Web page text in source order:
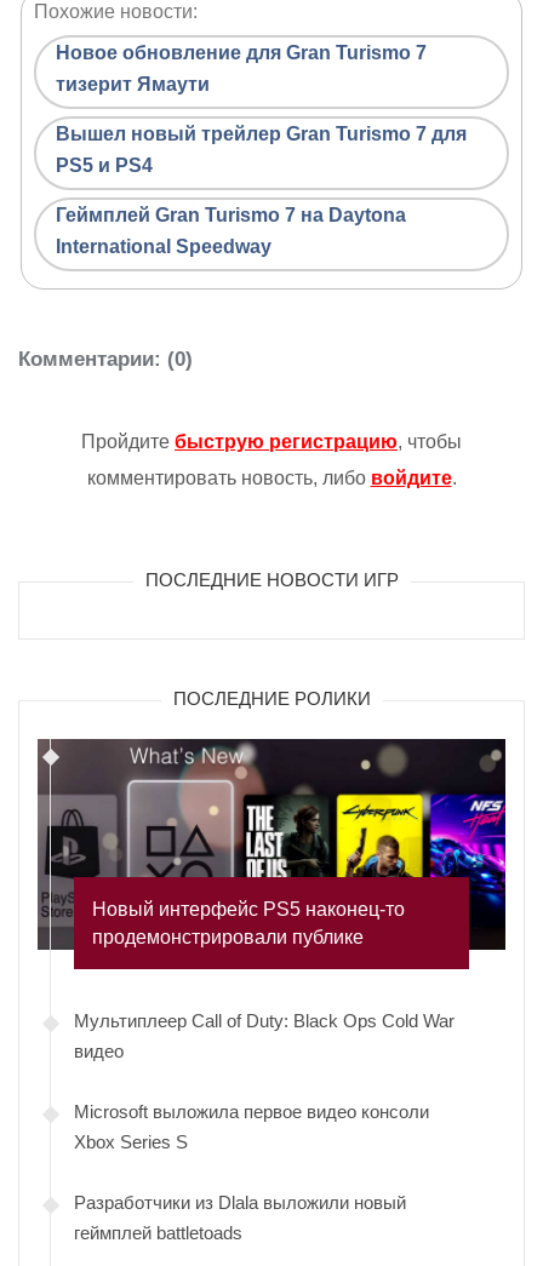
Похожие новости:
Новое обновление для Gran Turismo 7
тизерит Ямаути
Вышел новый трейлер Gran Turismo 7 для
PS5 и PS4
Геймплей Gran Turismo 7 на Daytona
International Speedway
Комментарии: (0)
Пройдите быструю регистрацию, чтобы
комментировать новость, либо войдите.
ПОСЛЕДНИЕ НОВОСТИ ИГР
ПОСЛЕДНИЕ РОЛИКИ
Новый интерфейс PS5 наконец-то
продемонстрировали публике
Мультиплеер Call of Duty: Black Ops Cold War
видео
Microsoft выложила первое видео консоли
Xbox Series S
Разработчики из Dlala выложили новый
геймплей battletoads